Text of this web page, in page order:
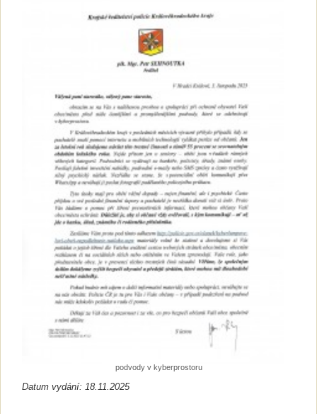
podvody v kyberprostoru
Datum vydání: 18.11.2025